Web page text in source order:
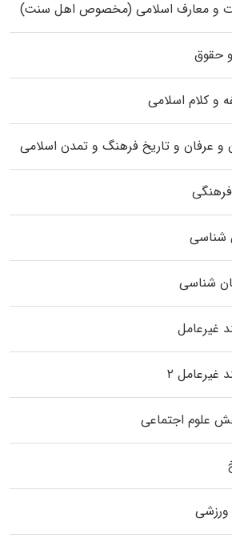
و معارف اسلامی (مخصوص اهل سنت)
حقوق
و کلام اسلامی
و عرفان و تاریخ فرهنگ و تمدن اسلامی
شناسی
شناسی
غیرعامل
غیرعامل ۲
علوم اجتماعی
ورزشی